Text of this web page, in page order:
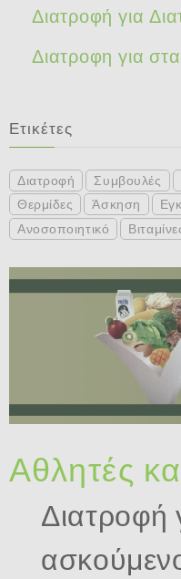
Διατροφή για
Διατροφη για
Ετικέτες
Διατροφή Συμβουλές
Θερμίδες
Άσκηση
Ανοσοποιητικό
Αθλητές
Διατροφή